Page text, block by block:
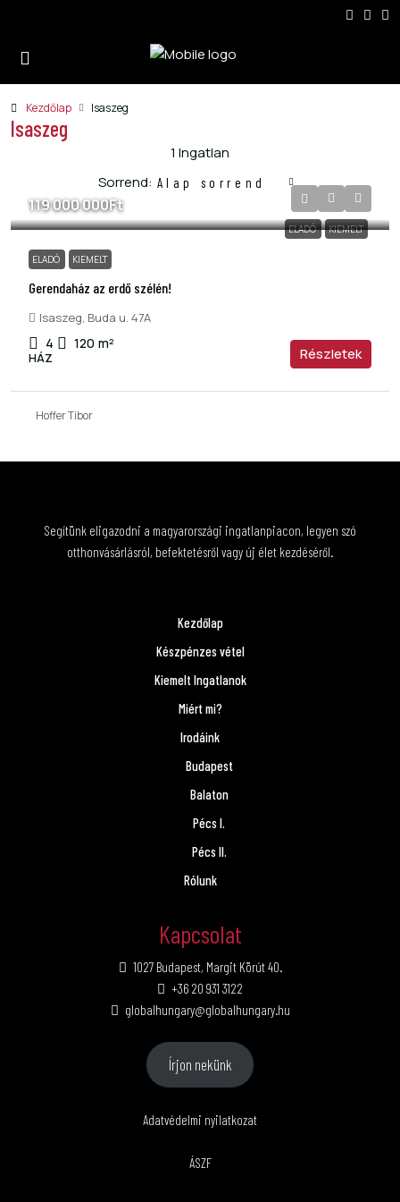
Kezdőlap Isaszeg
Isaszeg
1 Ingatlan
Sorrend: Alap sorrend
ELADÓ KIEMELT
119 000 000Ft
ELADÓ KIEMELT
Gerendaház az erdő szélén!
Isaszeg, Buda u. 47A
4 120 m²
HÁZ Részletek
Hoffer Tibor
Segítünk eligazodni a magyarországi ingatlanpiacon, legyen szó
otthonvásárlásról, befektetésről vagy új élet kezdéséről.
Kezdőlap
Készpénzes vétel
Kiemelt Ingatlanok
Miért mi?
Irodáink
Budapest
Balaton
Pécs I.
Pécs II.
Rólunk
Kapcsolat
1027 Budapest, Margit Körút 40.
+36 20 931 3122
globalhungary@globalhungary.hu
Írjon nekünk
Adatvédelmi nyilatkozat
ÁSZF